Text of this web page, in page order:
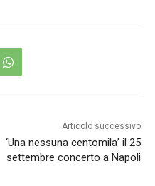
Articolo successivo
‘Una nessuna centomila’ il 25
settembre concerto a Napoli